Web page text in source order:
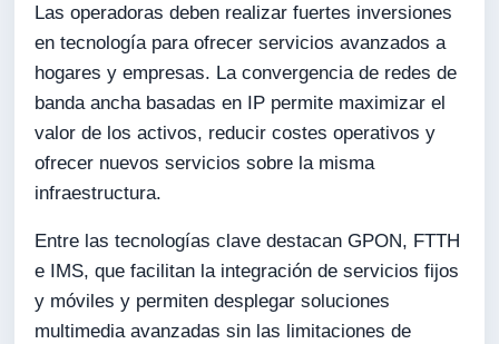
Las operadoras deben realizar fuertes inversiones
en tecnología para ofrecer servicios avanzados a
hogares y empresas. La convergencia de redes de
banda ancha basadas en IP permite maximizar el
valor de los activos, reducir costes operativos y
ofrecer nuevos servicios sobre la misma
infraestructura.
Entre las tecnologías clave destacan GPON, FTTH
e IMS, que facilitan la integración de servicios fijos
y móviles y permiten desplegar soluciones
multimedia avanzadas sin las limitaciones de